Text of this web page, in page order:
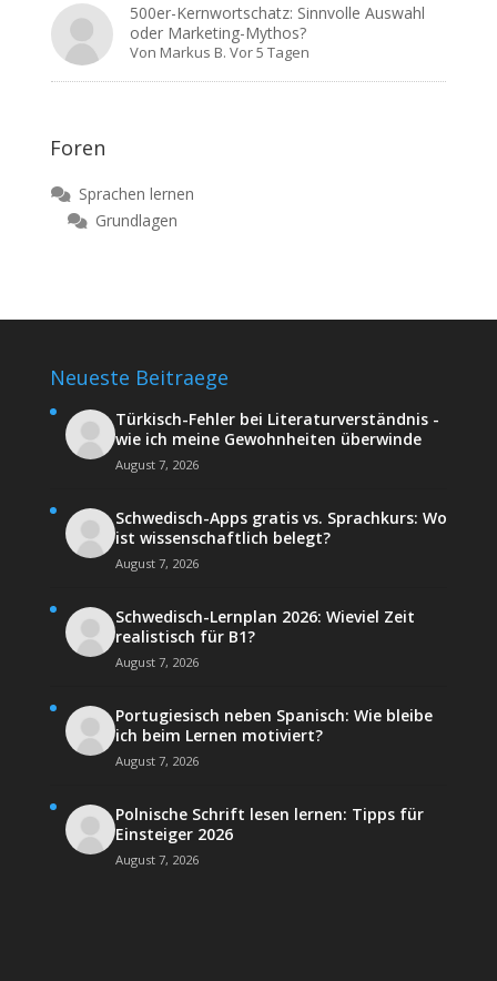
500er-Kernwortschatz: Sinnvolle Auswahl
oder Marketing-Mythos?
Von Markus B. Vor 5 Tagen
Foren
Sprachen lernen
Grundlagen
Neueste Beitraege
Türkisch-Fehler bei Literaturverständnis -
wie ich meine Gewohnheiten überwinde
August 7, 2026
Schwedisch-Apps gratis vs. Sprachkurs: Wo
ist wissenschaftlich belegt?
August 7, 2026
Schwedisch-Lernplan 2026: Wieviel Zeit
realistisch für B1?
August 7, 2026
Portugiesisch neben Spanisch: Wie bleibe
ich beim Lernen motiviert?
August 7, 2026
Polnische Schrift lesen lernen: Tipps für
Einsteiger 2026
August 7, 2026